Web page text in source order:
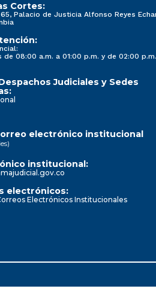
Cortes:
Palacio de Justicia Alfonso Reyes
de 08:00 a.m. a 01:00 p.m. y de 02:00
Judiciales y Sedes
electrónico institucional
institucional:
electrónicos:
Electrónicos Institucionales